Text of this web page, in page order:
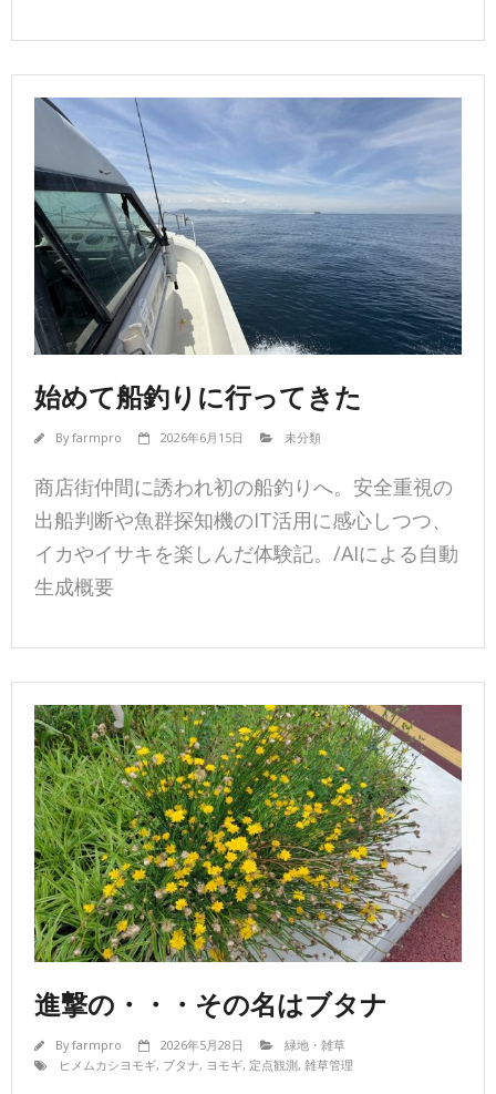
始めて船釣りに行ってきた
Byfarmpro 2026年6月15日 未分類
商店街仲間に誘われ初の船釣りへ。安全重視の
出船判断や魚群探知機のIT活用に感心しつつ、
イカやイサキを楽しんだ体験記。/AIによる自動
生成概要
進撃の・・・その名はブタナ
Byfarmpro 2026年5月28日
緑地・雑草
ヒメムカシヨモギ, ブタナ, ヨモギ, 定点観測, 雑草管理